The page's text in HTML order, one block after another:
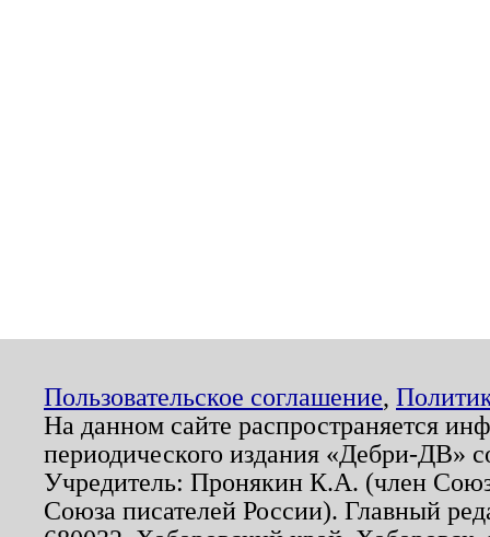
Пользовательское соглашение,
На данном сайте распространяется
периодического издания «Дебри-ДВ»
Учредитель: Пронякин К.А. (член
Союза писателей России). Главный